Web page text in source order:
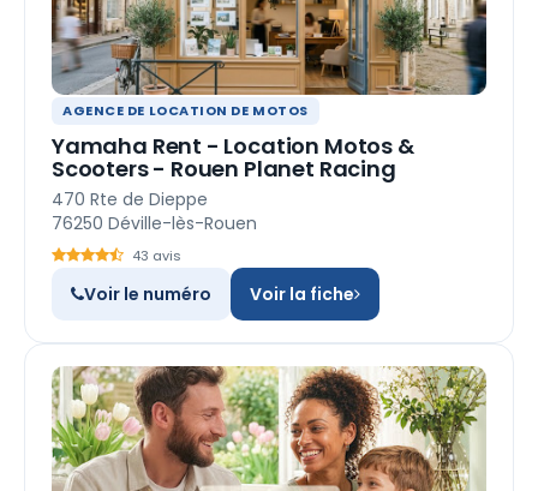
AGENCE DE LOCATION DE MOTOS
Yamaha Rent - Location Motos &
Scooters - Rouen Planet Racing
470 Rte de Dieppe
76250 Déville-lès-Rouen
43 avis
Voir le numéro Voir la fiche